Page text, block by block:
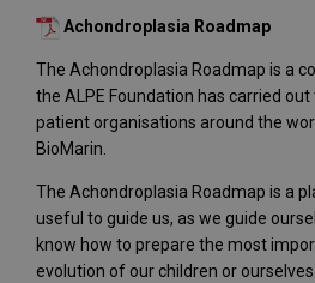
Achondroplasia Roadmap
The Achondroplasia Roadmap is a
the ALPE Foundation has carried
patient organisations around the
BioMarin.
The Achondroplasia Roadmap is a
useful to guide us, as we guide
know how to prepare the most
evolution of our children or